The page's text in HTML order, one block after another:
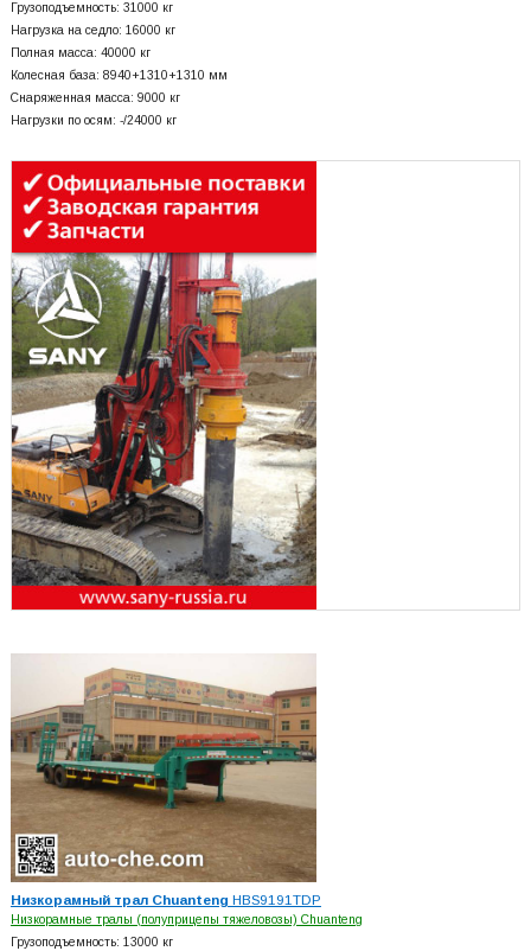
Грузоподъемность: 31000 кг
Нагрузка на седло: 16000 кг
Полная масса: 40000 кг
Колесная база: 8940+1310+1310 мм
Снаряженная масса: 9000 кг
Нагрузки по осям: -/24000 кг
Низкорамный трал Chuanteng HBS9191TDP
Низкорамные тралы (полуприцепы тяжеловозы) Chuanteng
Грузоподъемность: 13000 кг